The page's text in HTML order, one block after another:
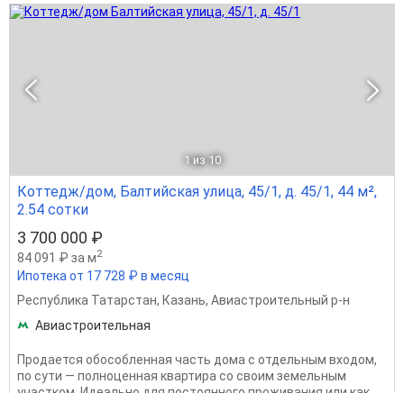
1 из 10
Коттедж/дом, Балтийская улица, 45/1, д. 45/1, 44 м²,
2.54 сотки
3 700 000 ₽
84 091 ₽ за м2
Ипотека от 17 728 ₽ в месяц
Республика Татарстан, Казань, Авиастроительный р-н
Авиастроительная
Продается обособленная часть дома с отдельным входом,
по сути — полноценная квартира со своим земельным